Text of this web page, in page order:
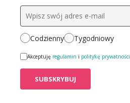
Codzienny Tygodniowy
Akceptuję regulamin i politykę prywatności